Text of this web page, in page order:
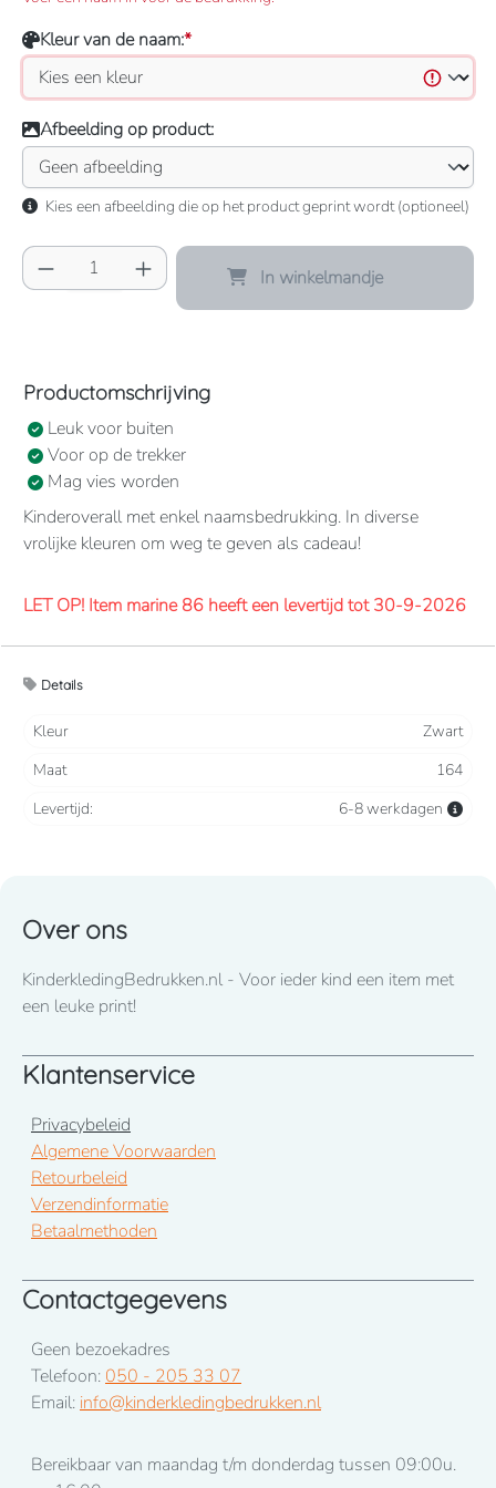
Kleur van de naam:*
Afbeelding op product:
Kies een afbeelding die op het product geprint wordt (optioneel)
Producthoeveelheid: Voer de gewenste
In winkelmandje
Productomschrijving
Leuk voor buiten
Voor op de trekker
Mag vies worden
Kinderoverall met enkel naamsbedrukking. In diverse
vrolijke kleuren om weg te geven als cadeau!
LET OP! Item marine 86 heeft een levertijd tot 30-9-2026
Verdekte 2-weg ritssluiting en elastiek in rug/taille.
2 borstzakken met klep, 2 zijzakken, 2 intasten, achterzak
Levertijd mits voorradig bij de fabrikant
ons op te nemen! 050-2053307
Details
Kleur
Zwart
Maat
164
Levertijd:
6-8 werkdagen
Over ons
KinderkledingBedrukken.nl - Voor ieder kind een item met
een leuke print!
Klantenservice
Privacybeleid
Algemene Voorwaarden
Retourbeleid
Verzendinformatie
Betaalmethoden
Contactgegevens
Geen bezoekadres
Telefoon: 050 - 205 33 07
Email: info@kinderkledingbedrukken.nl
Bereikbaar van maandag t/m donderdag tussen 09:00u.